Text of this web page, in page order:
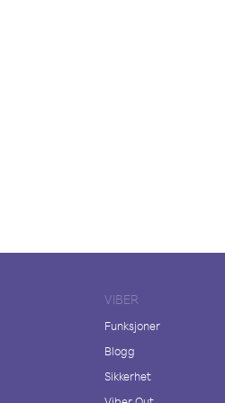
VIBER
Funksjoner
Blogg
Sikkerhet